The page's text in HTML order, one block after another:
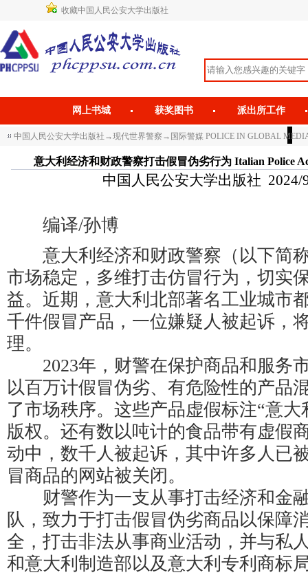
收藏中国人民公安大学出版社
网上书城 获奖图书 派出所工作
中国人民公安大学出版社 →现代世界警察 → 国际警媒 POLICE IN GLOBAL
意大利经济和财政警察打击假冒伪劣行为 Italian Police
中国人民公安大学出版社 2024/
编译/孙博
意大利经济和财政警察（以下简
市场稳定，多维打击仿冒行为，切实
益。近期，意大利北部著名工业城市
千件假冒产品，一位嫌疑人被起诉，
理。
2023年，财警在保护商品和服务
以百万计假冒伪劣、有危险性的产品
了市场秩序。这些产品虚假标注“意
版权。还有数以吨计的食品带有虚假
动中，数千人被起诉，其中许多人已
冒商品的网站被关闭。
财警作为一支从事打击经济和金
队，致力于打击假冒伪劣商品以保障
全，打击非法从事商业活动，并与私
和意大利制造部以及意大利专利商标